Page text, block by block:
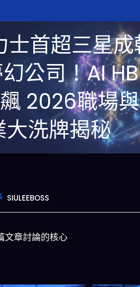
士首超三星
公司！AI
2026職場
大洗牌揭秘
SIULEEBOSS
文章討論的核心